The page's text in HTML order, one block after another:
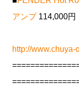
アンプ114,000円
http://www.chuya-